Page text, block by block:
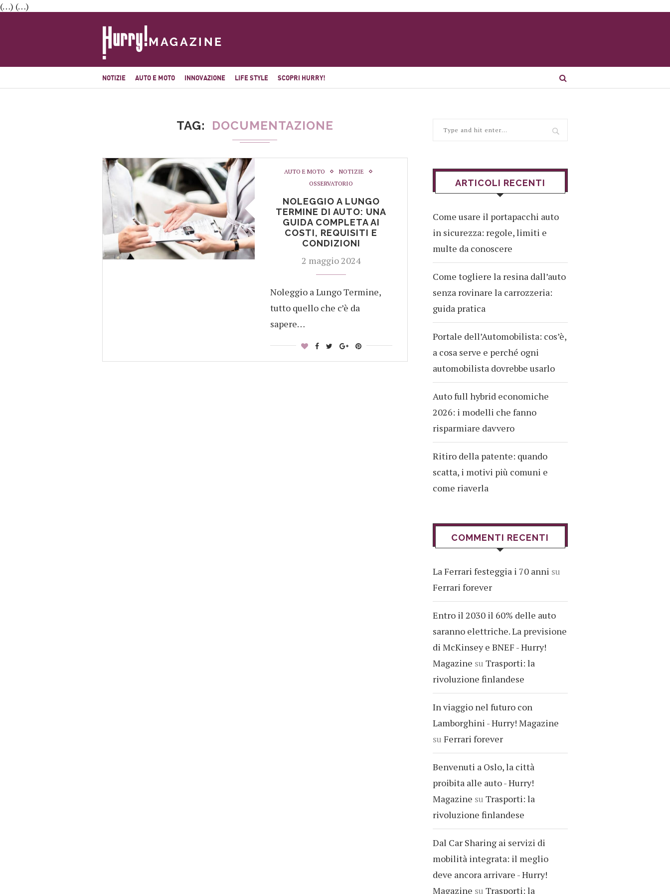
(…) (…)
NOTIZIE AUTO E MOTO INNOVAZIONE LIFE STYLE SCOPRI HURRY!
TAG DOCUMENTAZIONE
AUTO E MOTO
NOTIZIE
OSSERVATORIO
NOLEGGIO A LUNGO
TERMINE DI AUTO: UNA
GUIDA COMPLETA AI
COSTI, REQUISITI E
CONDIZIONI
2 maggio 2024
Noleggio a Lungo Termine,
tutto quello che c’è da
sapere…
ARTICOLI RECENTI
Come usare il portapacchi auto
in sicurezza: regole, limiti e
multe da conoscere
Come togliere la resina dall’auto
senza rovinare la carrozzeria:
guida pratica
Portale dell’Automobilista: cos’è,
a cosa serve e perché ogni
automobilista dovrebbe usarlo
Auto full hybrid economiche
2026: i modelli che fanno
risparmiare davvero
Ritiro della patente: quando
scatta, i motivi più comuni e
come riaverla
COMMENTI RECENTI
La Ferrari festeggia i 70 anni su
Ferrari forever
Entro il 2030 il 60% delle auto
saranno elettriche. La previsione
di McKinsey e BNEF - Hurry!
Magazine su Trasporti: la
rivoluzione finlandese
In viaggio nel futuro con
Lamborghini - Hurry! Magazine
su Ferrari forever
Benvenuti a Oslo, la città
proibita alle auto - Hurry!
Magazine su Trasporti: la
rivoluzione finlandese
Dal Car Sharing ai servizi di
mobilità integrata: il meglio
deve ancora arrivare - Hurry!
Magazine su Trasporti: la